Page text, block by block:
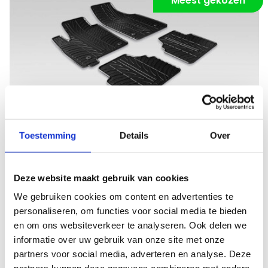
Toestemming Details Over
Deze website maakt gebruik van cookies
We gebruiken cookies om content en advertenties te
personaliseren, om functies voor social media te bieden
en om ons websiteverkeer te analyseren. Ook delen we
informatie over uw gebruik van onze site met onze
partners voor social media, adverteren en analyse. Deze
Vergroten
Rubber
Robuust en weerbestendig
Vanaf €47,95
Eigenschappen:
Matdikte
8mm
Materiaal
Rubber
Onderkant
Antislip +++
Kwaliteit